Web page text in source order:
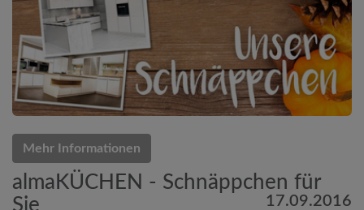
Mehr Informationen
almaKÜCHEN - Schnäppchen für
Sie
17.09.2016